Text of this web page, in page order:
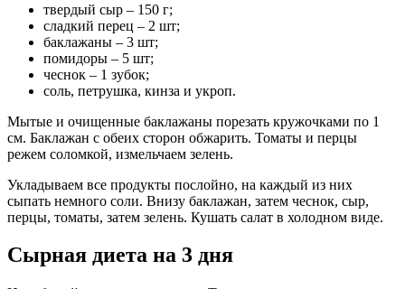
твердый сыр – 150 г;
сладкий перец – 2 шт;
баклажаны – 3 шт;
помидоры – 5 шт;
чеснок – 1 зубок;
соль, петрушка, кинза и укроп.
Мытые и очищенные баклажаны порезать кружочками по 1
см. Баклажан с обеих сторон обжарить. Томаты и перцы
режем соломкой, измельчаем зелень.
Укладываем все продукты послойно, на каждый из них
сыпать немного соли. Внизу баклажан, затем чеснок, сыр,
перцы, томаты, затем зелень. Кушать салат в холодном виде.
Сырная диета на 3 дня